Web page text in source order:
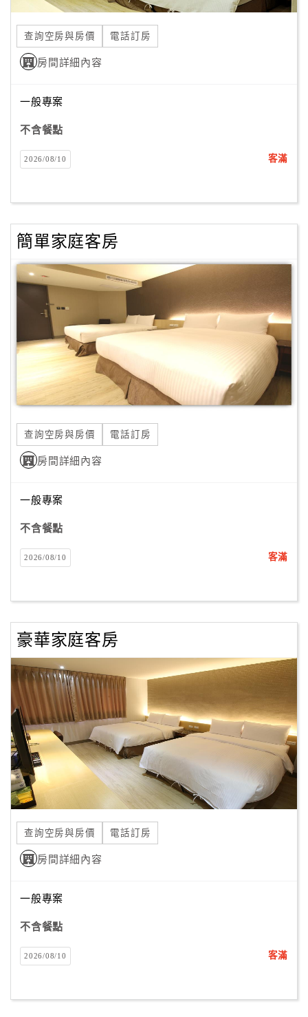
合
作
提
案
店
作
商
合
作
計
劃
商
品
宣
傳
查詢空房與房價 電話訂房
房間詳細內容
一般專案
不含餐點
2026/08/10 客滿
簡單家庭客房
查詢空房與房價 電話訂房
房間詳細內容
一般專案
不含餐點
2026/08/10 客滿
豪華家庭客房
查詢空房與房價 電話訂房
房間詳細內容
一般專案
不含餐點
2026/08/10 客滿